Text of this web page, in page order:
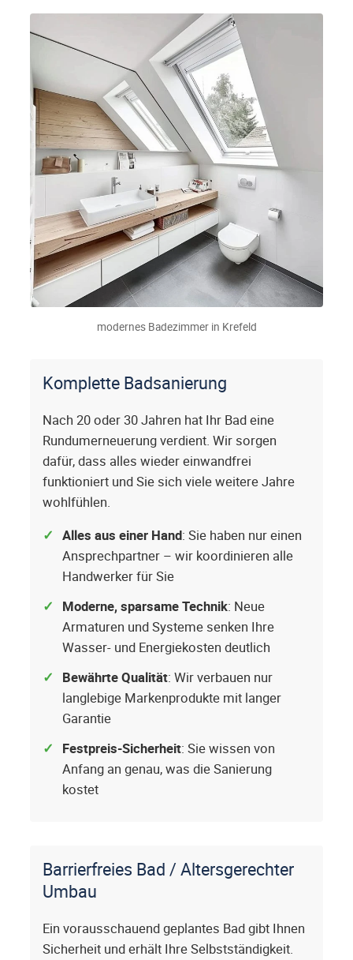
modernes Badezimmer in Krefeld
Komplette Badsanierung
Nach 20 oder 30 Jahren hat Ihr Bad eine
Rundumerneuerung verdient. Wir sorgen
dafür, dass alles wieder einwandfrei
funktioniert und Sie sich viele weitere Jahre
wohlfühlen.
Alles aus einer Hand: Sie haben nur einen
Ansprechpartner – wir koordinieren alle
Handwerker für Sie
Moderne, sparsame Technik: Neue
Armaturen und Systeme senken Ihre
Wasser- und Energiekosten deutlich
Bewährte Qualität: Wir verbauen nur
langlebige Markenprodukte mit langer
Garantie
Festpreis-Sicherheit: Sie wissen von
Anfang an genau, was die Sanierung
kostet
Barrierfreies Bad / Altersgerechter
Umbau
Ein vorausschauend geplantes Bad gibt Ihnen
Sicherheit und erhält Ihre Selbstständigkeit.